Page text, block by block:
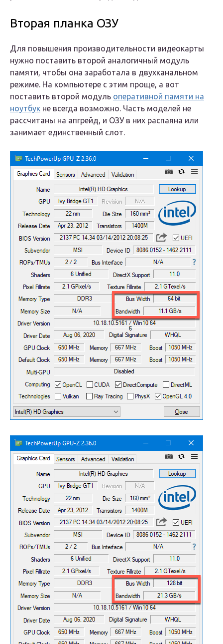
Вторая планка ОЗУ
Для повышения производительности видеокарты
нужно поставить второй аналогичный модуль
памяти, чтобы она заработала в двухканальном
режиме. На компьютере с этим проще, а вот
поставить второй модуль оперативной памяти на
ноутбук не всегда возможно. Часть моделей не
рассчитаны на апгрейд, и ОЗУ в них распаяна или
занимает единственный слот.